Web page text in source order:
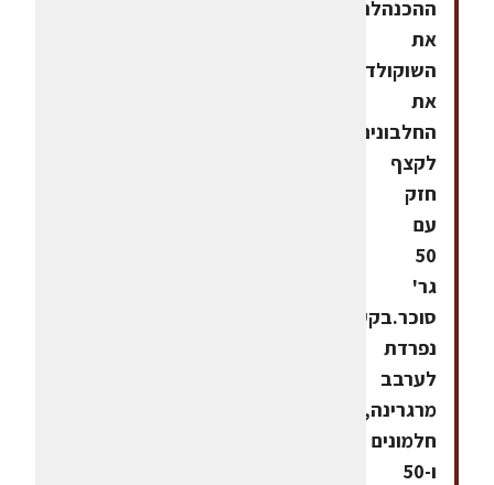
ההכנהלהמיס
את
השוקולד.להקציף
את
החלבונים
לקצף
חזק
עם
50
גר'
סוכר.בקערה
נפרדת
לערבב
מרגרינה,
חלמונים
ו-50